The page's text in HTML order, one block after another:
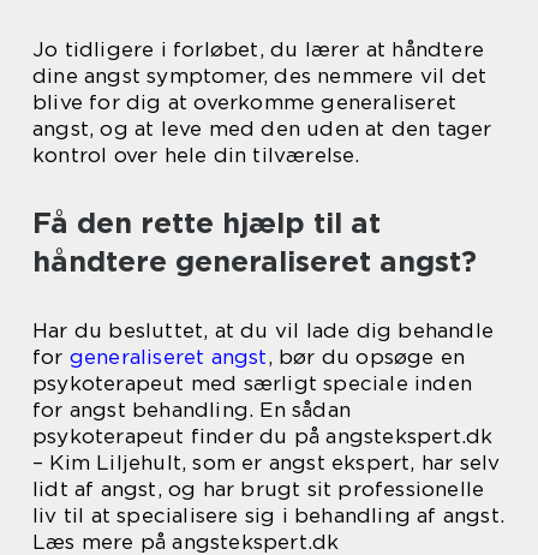
Jo tidligere i forløbet, du lærer at håndtere
dine angst symptomer, des nemmere vil det
blive for dig at overkomme generaliseret
angst, og at leve med den uden at den tager
kontrol over hele din tilværelse.
Få den rette hjælp til at
håndtere generaliseret angst?
Har du besluttet, at du vil lade dig behandle
for generaliseret angst, bør du opsøge en
psykoterapeut med særligt speciale inden
for angst behandling. En sådan
psykoterapeut finder du på angstekspert.dk
– Kim Liljehult, som er angst ekspert, har selv
lidt af angst, og har brugt sit professionelle
liv til at specialisere sig i behandling af angst.
Læs mere på angstekspert.dk